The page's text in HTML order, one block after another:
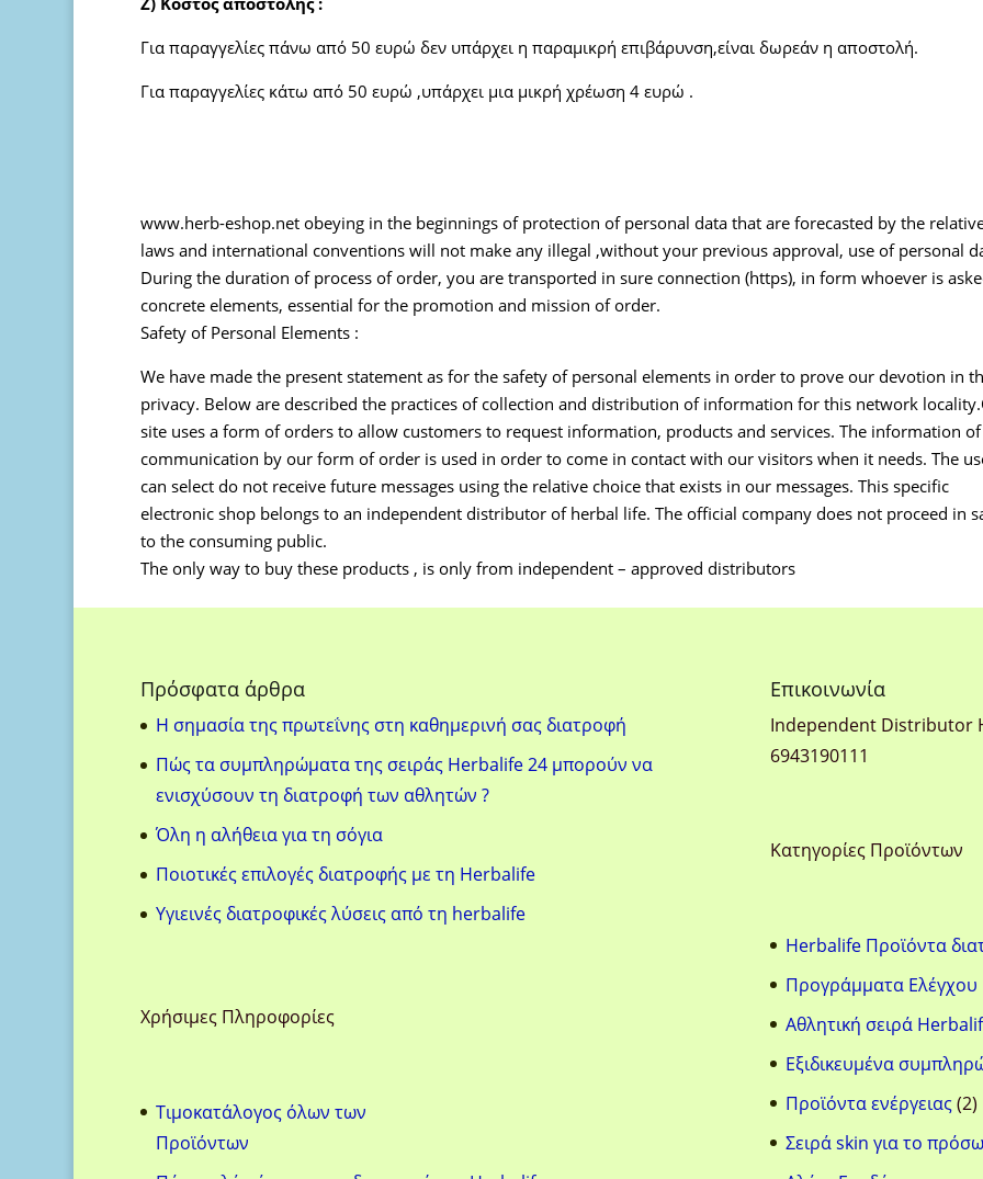
Για παραγγελίες πάνω από 50 ευρώ δεν υπάρχει η παραμικρή επιβάρυνση,είναι δωρεάν η αποστολή.
Για παραγγελίες κάτω από 50 ευρώ ,υπάρχει μια μικρή χρέωση 4 ευρώ .
www.herb-eshop.net obeying in the beginnings of protection of personal data that are forecasted by the
laws and international conventions will not make any illegal ,without your previous approval, use of personal
During the duration of process of order, you are transported in sure connection (https), in form whoever is
concrete elements, essential for the promotion and mission of order.
Safety of Personal Elements :
We have made the present statement as for the safety of personal elements in order to prove our devotion in
privacy. Below are described the practices of collection and distribution of information for this network
site uses a form of orders to allow customers to request information, products and services. The information of
communication by our form of order is used in order to come in contact with our visitors when it needs. The
can select do not receive future messages using the relative choice that exists in our messages. This specific
electronic shop belongs to an independent distributor of herbal life. Τhe official company does not proceed in
to the consuming public.
The only way to buy these products , is only from independent – approved distributors
Πρόσφατα άρθρα
H σημασία της πρωτεΐνης στη καθημερινή σας διατροφή
Πώς τα συμπληρώματα της σειράς Herbalife 24 μπορούν να
ενισχύσουν τη διατροφή των αθλητών ?
Όλη η αλήθεια για τη σόγια
Ποιοτικές επιλογές διατροφής με τη Herbalife
Υγιεινές διατροφικές λύσεις από τη herbalife
Χρήσιμες Πληροφορίες
Τιμοκατάλογος όλων των
Προϊόντων
Eπικοινωνία
Ιndependent Distributor
6943190111
Κατηγορίες Προϊόντων
Herbalife Προϊόντα
Προγράμματα
Αθλητική σειρά
Eξιδικευμένα
Προϊόντα ενέργειας 22
Σειρά skin για το